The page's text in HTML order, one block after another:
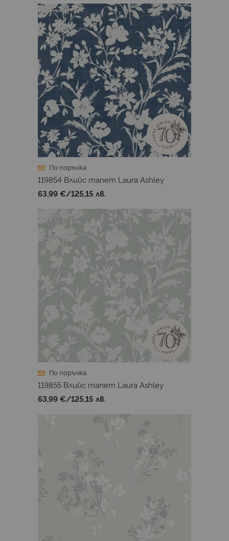
По поръчка
119854 Влийс тапет Laura Ashley
63,99 €/125,15 лв.
По поръчка
119855 Влийс тапет Laura Ashley
63,99 €/125,15 лв.